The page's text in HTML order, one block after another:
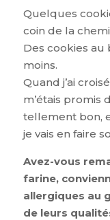
Quelques
coin de la
Des cookies au
moins.
Quand j’ai
m’étais promis
tellement bon,
je vais en faire
Avez-vous
farine,
allergiques au
de leurs